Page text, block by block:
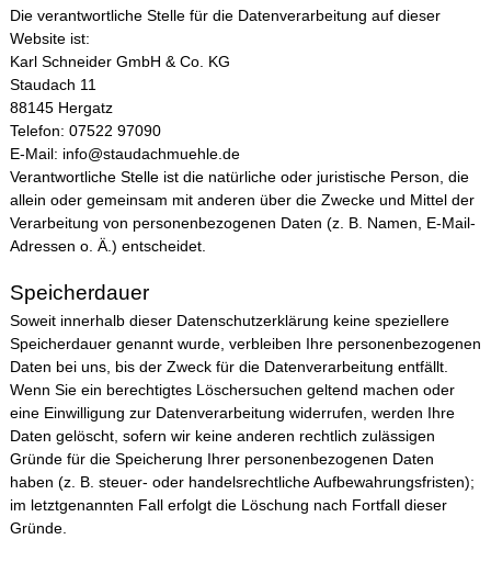
Die verantwortliche Stelle für die Datenverarbeitung auf dieser
Website ist:
Karl Schneider GmbH & Co. KG
Staudach 11
88145 Hergatz
Telefon: 07522 97090
E-Mail: info@staudachmuehle.de
Verantwortliche Stelle ist die natürliche oder juristische Person, die
allein oder gemeinsam mit anderen über die Zwecke und Mittel der
Verarbeitung von personenbezogenen Daten (z. B. Namen, E-Mail-
Adressen o. Ä.) entscheidet.
Speicherdauer
Soweit innerhalb dieser Datenschutzerklärung keine speziellere
Speicherdauer genannt wurde, verbleiben Ihre personenbezogenen
Daten bei uns, bis der Zweck für die Datenverarbeitung entfällt.
Wenn Sie ein berechtigtes Löschersuchen geltend machen oder
eine Einwilligung zur Datenverarbeitung widerrufen, werden Ihre
Daten gelöscht, sofern wir keine anderen rechtlich zulässigen
Gründe für die Speicherung Ihrer personenbezogenen Daten
haben (z. B. steuer- oder handelsrechtliche Aufbewahrungsfristen);
im letztgenannten Fall erfolgt die Löschung nach Fortfall dieser
Gründe.